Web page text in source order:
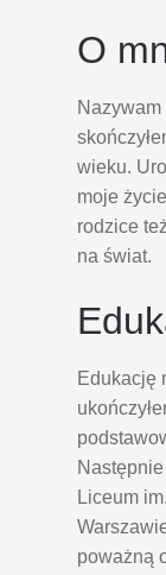
O
Nazywam
wieku.
moje
rodzice
na świat.
Edukację
Liceum
poważną